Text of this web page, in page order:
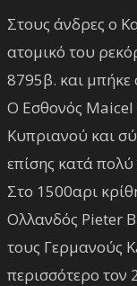
Στους άνδρες ο
ατομικό του
8795β. και μπήκε
Ο Εσθονός Maicel
Κυπριανού και
επίσης κατά
Στο 1500αρι
Ολλανδός Pieter
τους Γερμανούς
περισσότερο τον